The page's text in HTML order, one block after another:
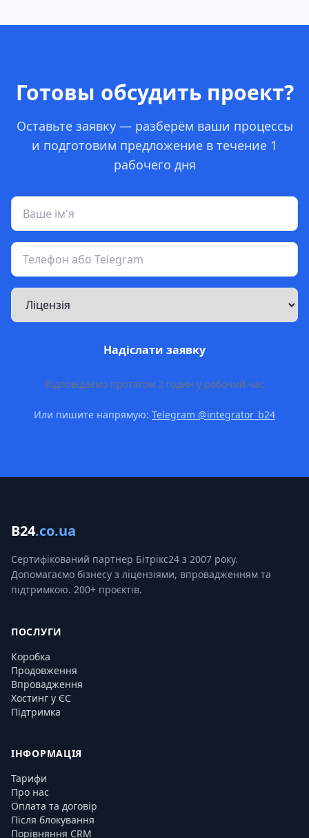
Готовы обсудить проект?
Оставьте заявку — разберём ваши процессы
и подготовим предложение в течение 1
рабочего дня
Надіслати заявку
Відповідаємо протягом 2 годин у робочий час
Или пишите напрямую: Telegram @integrator_b24
B24.co.ua
Сертифікований партнер Бітрікс24 з 2007 року.
Допомагаємо бізнесу з ліцензіями, впровадженням та
підтримкою. 200+ проєктів.
ПОСЛУГИ
Коробка
Продовження
Впровадження
Хостинг у ЄС
Підтримка
ІНФОРМАЦІЯ
Тарифи
Про нас
Оплата та договір
Після блокування
Порівняння CRM